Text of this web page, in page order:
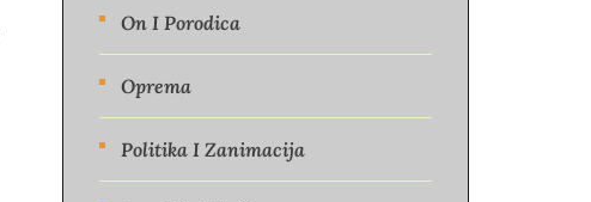
On I Porodica
Oprema
Politika I Zanimacija